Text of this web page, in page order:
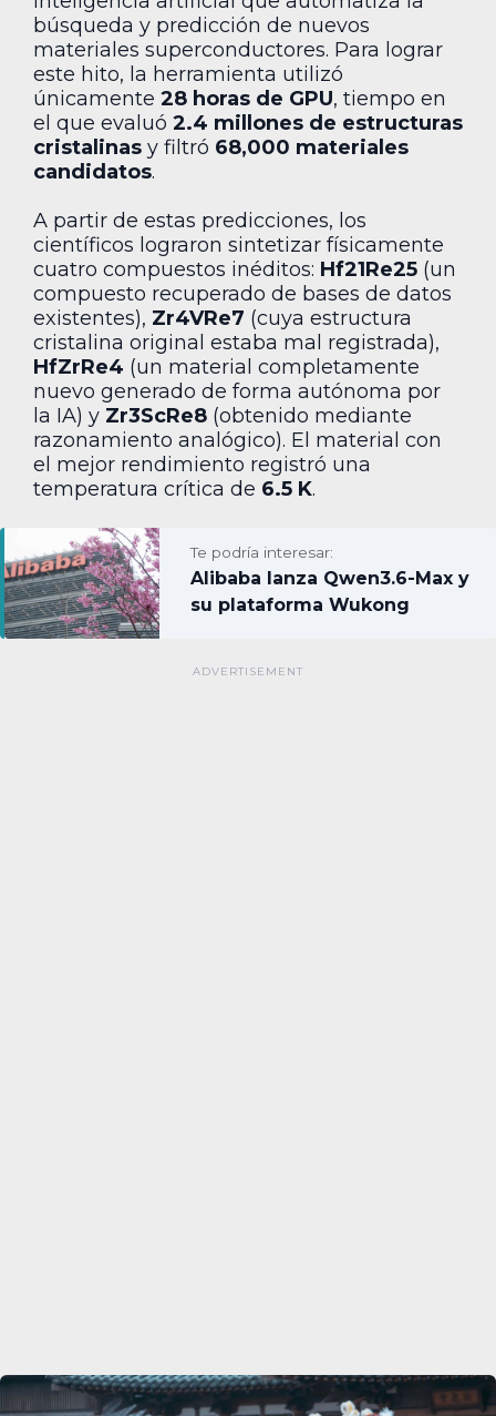
búsqueda y predicción de nuevos
materiales superconductores. Para lograr
este hito, la herramienta utilizó
únicamente 28 horas de GPU, tiempo en
el que evaluó 2.4 millones de estructuras
cristalinas y filtró 68,000 materiales
candidatos.
A partir de estas predicciones, los
científicos lograron sintetizar físicamente
cuatro compuestos inéditos: Hf21Re25 (un
compuesto recuperado de bases de datos
existentes), Zr4VRe7 (cuya estructura
cristalina original estaba mal registrada),
HfZrRe4 (un material completamente
nuevo generado de forma autónoma por
la IA) y Zr3ScRe8 (obtenido mediante
razonamiento analógico). El material con
el mejor rendimiento registró una
temperatura crítica de 6.5 K.
Te podría interesar:
Alibaba lanza Qwen3.6-Max y
su plataforma Wukong